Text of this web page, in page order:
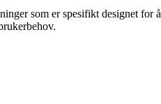
som er spesifikt designet for å